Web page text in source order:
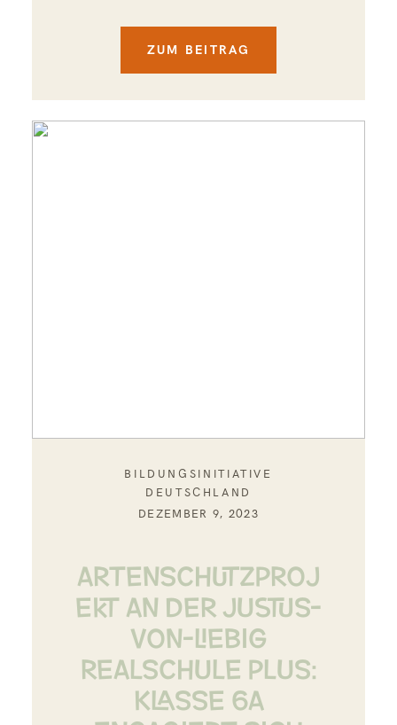
ZUM BEITRAG
BILDUNGSINITIATIVE
DEUTSCHLAND
DEZEMBER 9, 2023
ARTENSCHUTZPROJ
EKT AN DER JUSTUS-
VON-LIEBIG
REALSCHULE PLUS:
KLASSE 6A